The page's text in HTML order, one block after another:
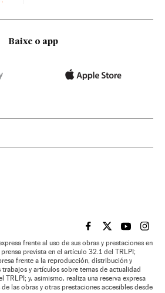
Baixe o app
EL PAÍS BRASIL EN
EL PAÍSEL PAÍS
EL
frente al uso de sus obras y prestaciones en
prevista en el artículo 32.1 del TRLPI;
frente a la reproducción, distribución y
y artículos sobre temas de actualidad
TRLPI; y, asimismo, realiza una reserva expresa
las obras y otras prestaciones accesibles desde